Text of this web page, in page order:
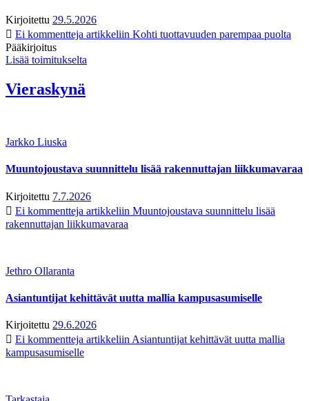
Kirjoitettu 29.5.2026
Ei kommentteja artikkeliin Kohti tuottavuuden parempaa puolta
Pääkirjoitus
Lisää toimitukselta
Vieraskynä
Jarkko Liuska
Muuntojoustava suunnittelu lisää rakennuttajan liikkumavaraa
Kirjoitettu 7.7.2026
Ei kommentteja artikkeliin Muuntojoustava suunnittelu lisää
rakennuttajan liikkumavaraa
Jethro Ollaranta
Asiantuntijat kehittävät uutta mallia kampusasumiselle
Kirjoitettu 29.6.2026
Ei kommentteja artikkeliin Asiantuntijat kehittävät uutta mallia
kampusasumiselle